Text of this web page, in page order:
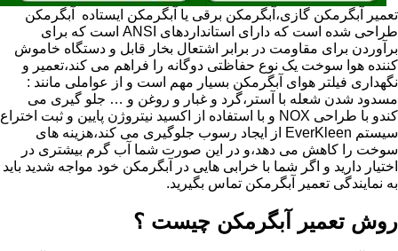
تعمیر آبگرمکن گازی،آبگرمکن برقی یا آبگرمکن ایستاده ​ آبگرمکن
طراحی شده است که دارای استانداردهای ANSI است که برای
برآوردن برای مقاومت در برابر اشتعال بخار قابل و دستگاه خاموش
کننده هوا سوخت یک نوع حفاظتی دوگانه را فراهم می کند،تعمیر و
نگهداری فیلتر هوای آبگرمکن بسیار مهم است و از عواملی مانند :
مسدود شدن شعله با آستر،گرد و غبار و روغن و … جلو گیری می
کندو با طراحی NOX و با استفاده از اکسید نیتروژن پایین و ثبت اختراع
سیستم EverKleen از ایجاد رسوب جلوگیری می کند،هزینه های
سوخت را کاهش می دهد،و در این صورت شما آب گرم بیشتری در
اختیار دارید و اگر شما با خرابی هایی در آبگرمکن خود مواجه شدید باید
به نمایندگی تعمیر آبگرمکن تماس بگیرید.
روش تعمیر آبگرمکن چیست ؟